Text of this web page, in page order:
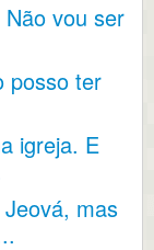
vou ser
posso ter
igreja. E
mas